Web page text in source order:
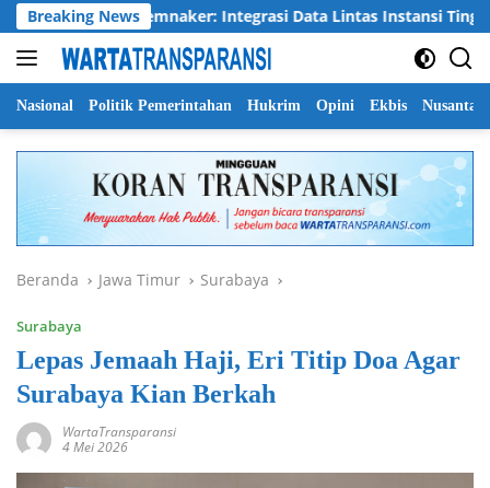
Langsung
ke
konten
Breaking News
Kemnaker: Integrasi Data Lintas Instansi Tingkatkan
Nasional Politik Pemerintahan Hukrim Opini Ekbis Nusantara
Beranda Jawa Timur Surabaya
Surabaya
Lepas Jemaah Haji, Eri Titip Doa Agar
Surabaya Kian Berkah
WartaTransparansi
4 Mei 2026